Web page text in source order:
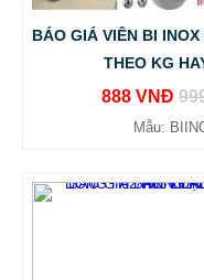
BÁO GIÁ VIÊN BI
THEO KG
888 VNĐ
Mẫu: